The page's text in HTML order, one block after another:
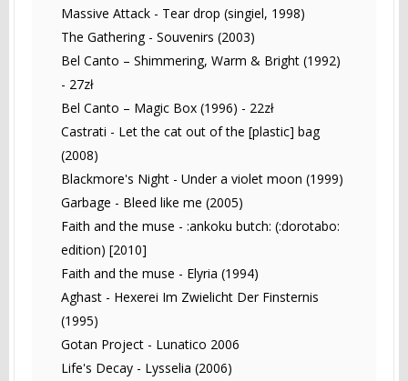
Massive Attack - Tear drop (singiel, 1998)
The Gathering - Souvenirs (2003)
Bel Canto – Shimmering, Warm & Bright (1992)
- 27zł
Bel Canto – Magic Box (1996) - 22zł
Castrati - Let the cat out of the [plastic] bag
(2008)
Blackmore's Night - Under a violet moon (1999)
Garbage - Bleed like me (2005)
Faith and the muse - :ankoku butch: (:dorotabo:
edition) [2010]
Faith and the muse - Elyria (1994)
Aghast - Hexerei Im Zwielicht Der Finsternis
(1995)
Gotan Project - Lunatico 2006
Life's Decay - Lysselia (2006)